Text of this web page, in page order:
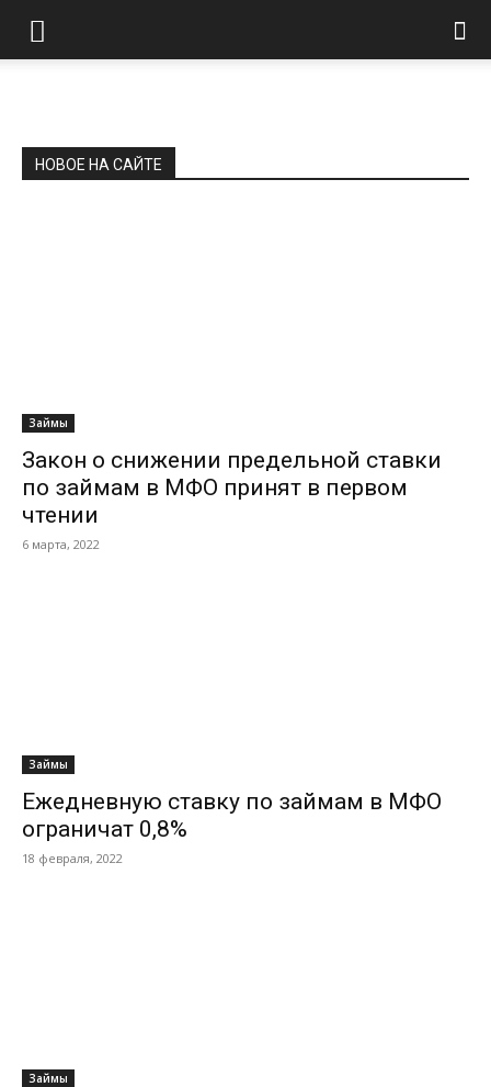
НОВОЕ НА САЙТЕ
Займы
Закон о снижении предельной ставки
по займам в МФО принят в первом
чтении
6 марта, 2022
Займы
Ежедневную ставку по займам в МФО
ограничат 0,8%
18 февраля, 2022
Займы